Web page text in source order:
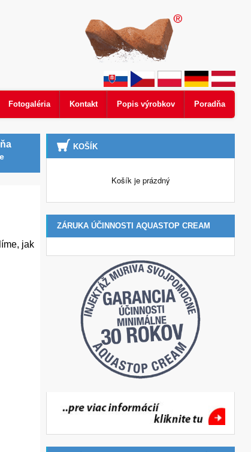
Fotogaléria Kontakt Popis výrobkov Poradňa
jak
KOŠÍK
Košík je prázdný
ZÁRUKA ÚČINNOSTI AQUASTOP CREAM